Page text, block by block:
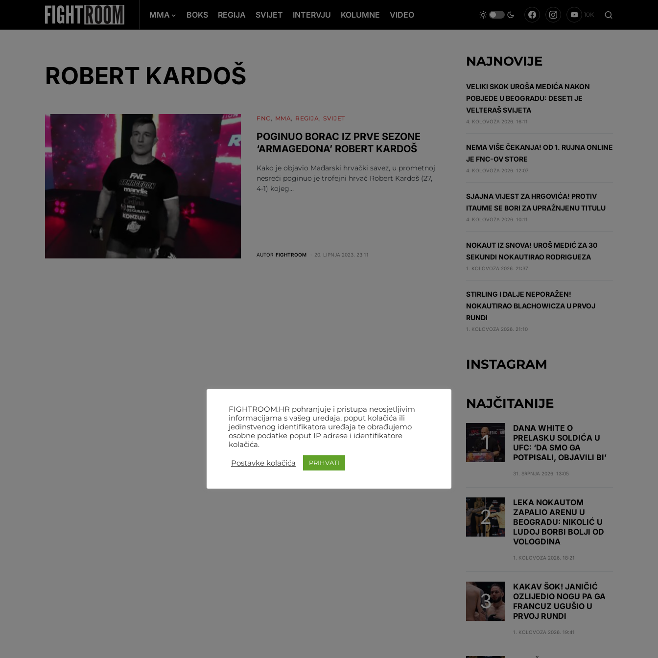
MMA BOKS REGIJA SVIJET INTERVJU KOLUMNE VIDEO 10K
ROBERT KARDOŠ
FNC MMA REGIJA SVIJET
POGINUO BORAC IZ PRVE SEZONE
‘ARMAGEDONA’ ROBERT KARDOŠ
Kako je objavio Mađarski hrvački savez, u prometnoj
nesreći poginuo je trofejni hrvač Robert Kardoš (27,
4-1) kojeg…
AUTOR FIGHTROOM 20. LIPNJA 2023. 23:11
NAJNOVIJE
VELIKI SKOK UROŠA MEDIĆA NAKON
POBJEDE U BEOGRADU: DESETI JE
VELTERAŠ SVIJETA
4. KOLOVOZA 2026. 16:11
NEMA VIŠE ČEKANJA! OD 1. RUJNA ONLINE
JE FNC-OV STORE
4. KOLOVOZA 2026. 12:07
SJAJNA VIJEST ZA HRGOVIĆA! PROTIV
ITAUME SE BORI ZA UPRAŽNJENU TITULU
4. KOLOVOZA 2026. 10:11
NOKAUT IZ SNOVA! UROŠ MEDIĆ ZA 30
SEKUNDI NOKAUTIRAO RODRIGUEZA
1. KOLOVOZA 2026. 21:37
STIRLING I DALJE NEPORAŽEN!
NOKAUTIRAO BLACHOWICZA U PRVOJ
RUNDI
1. KOLOVOZA 2026. 21:10
INSTAGRAM
NAJČITANIJE
DANA WHITE O
PRELASKU SOLDIĆA U
UFC: ‘DA SMO GA
POTPISALI, OBJAVILI BI’
31. SRPNJA 2026. 13:05
LEKA NOKAUTOM
ZAPALIO ARENU U
BEOGRADU: NIKOLIĆ U
LUDOJ BORBI BOLJI OD
VOLOGDINA
1. KOLOVOZA 2026. 18:21
KAKAV ŠOK! JANIČIĆ
OZLIJEDIO NOGU PA GA
FRANCUZ UGUŠIO U
PRVOJ RUNDI
1. KOLOVOZA 2026. 19:41
FIGHTROOM.HR pohranjuje i pristupa neosjetljivim
informacijama s vašeg uređaja, poput kolačića ili
jedinstvenog identifikatora uređaja te obrađujemo
osobne podatke poput IP adrese i identifikatore
kolačića.
Postavke kolačića PRIHVATI